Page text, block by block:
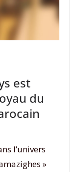
est
du
l’univers
»